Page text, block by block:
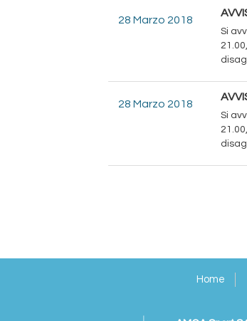
28 Marzo 2018
Si
28 Marzo 2018
Si
Home